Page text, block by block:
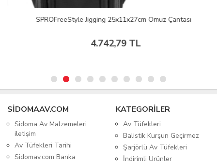
SPROFreeStyle Jigging 25x11x27cm Omuz Çantası
4.742,79 TL
SIDOMAAV.COM
Sidoma Av Malzemeleri
iletişim
Av Tüfekleri Tarihi
Sidomav.com Banka
KATEGORİLER
Av Tüfekleri
Balistik Kurşun Geçirmez
Şarjörlü Av Tüfekleri
İndirimli Ürünler